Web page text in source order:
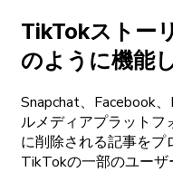
TikTokストー
のように機能
Snapchat、Facebook
ルメディアプラットフ
に削除される記事をプ
TikTokの一部のユーザ